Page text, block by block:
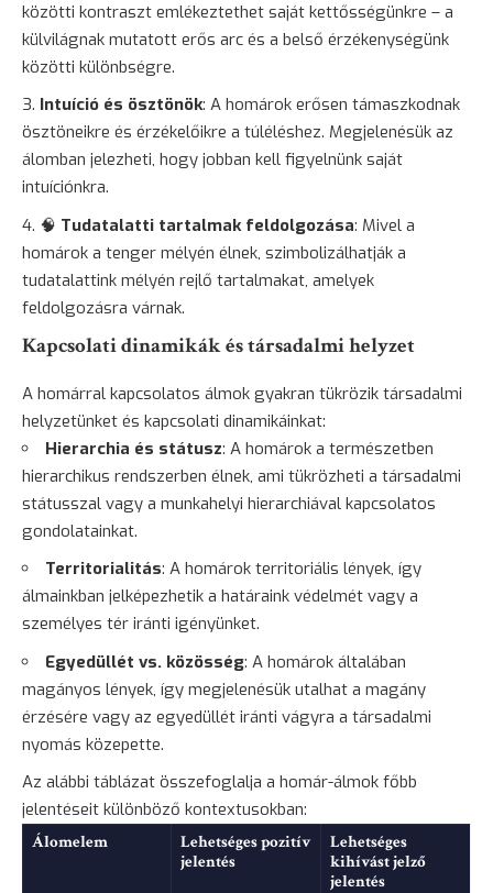
közötti kontraszt emlékeztethet saját kettősségünkre – a
külvilágnak mutatott erős arc és a belső érzékenységünk
közötti különbségre.
Intuíció és ösztönök: A homárok erősen támaszkodnak
ösztöneikre és érzékelőikre a túléléshez. Megjelenésük az
álomban jelezheti, hogy jobban kell figyelnünk saját
intuíciónkra.
🧠 Tudatalatti tartalmak feldolgozása: Mivel a
homárok a tenger mélyén élnek, szimbolizálhatják a
tudatalattink mélyén rejlő tartalmakat, amelyek
feldolgozásra várnak.
Kapcsolati dinamikák és társadalmi helyzet
A homárral kapcsolatos álmok gyakran tükrözik társadalmi
helyzetünket és kapcsolati dinamikáinkat:
Hierarchia és státusz: A homárok a természetben
hierarchikus rendszerben élnek, ami tükrözheti a társadalmi
státusszal vagy a munkahelyi hierarchiával kapcsolatos
gondolatainkat.
Territorialitás: A homárok territoriális lények, így
álmainkban jelképezhetik a határaink védelmét vagy a
személyes tér iránti igényünket.
Egyedüllét vs. közösség: A homárok általában
magányos lények, így megjelenésük utalhat a magány
érzésére vagy az egyedüllét iránti vágyra a társadalmi
nyomás közepette.
Az alábbi táblázat összefoglalja a homár-álmok főbb
jelentéseit különböző kontextusokban:
Álomelem
Lehetséges pozitív
jelentés
Lehetséges
kihívást jelző
jelentés